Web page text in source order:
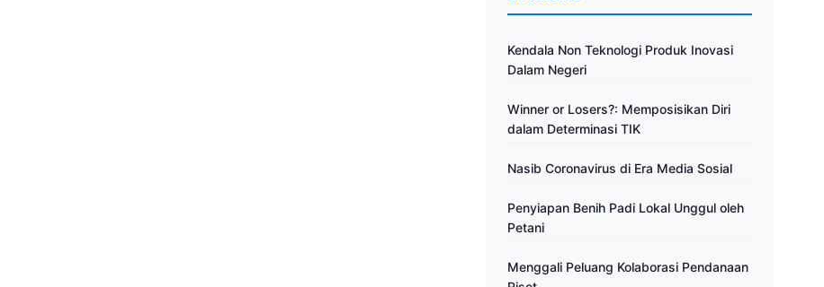
Kendala Non Teknologi Produk Inovasi
Dalam Negeri
Winner or Losers?: Memposisikan Diri
dalam Determinasi TIK
Nasib Coronavirus di Era Media Sosial
Penyiapan Benih Padi Lokal Unggul oleh
Petani
Menggali Peluang Kolaborasi Pendanaan